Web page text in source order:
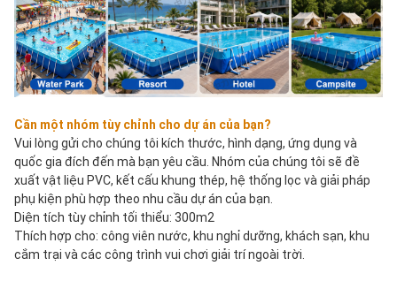
Cần một nhóm tùy chỉnh cho dự án của bạn?
Vui lòng gửi cho chúng tôi kích thước, hình dạng, ứng dụng và
quốc gia đích đến mà bạn yêu cầu. Nhóm của chúng tôi sẽ đề
xuất vật liệu PVC, kết cấu khung thép, hệ thống lọc và giải pháp
phụ kiện phù hợp theo nhu cầu dự án của bạn.
Diện tích tùy chỉnh tối thiểu: 300m2
Thích hợp cho: công viên nước, khu nghỉ dưỡng, khách sạn, khu
cắm trại và các công trình vui chơi giải trí ngoài trời.